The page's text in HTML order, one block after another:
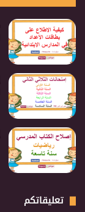
تعليقاتكم